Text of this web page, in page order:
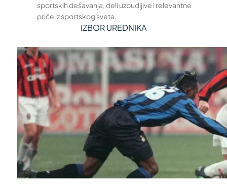
sportskih dešavanja, deli uzbudljive i relevantne
priče iz sportskog sveta.
IZBOR UREDNIKA